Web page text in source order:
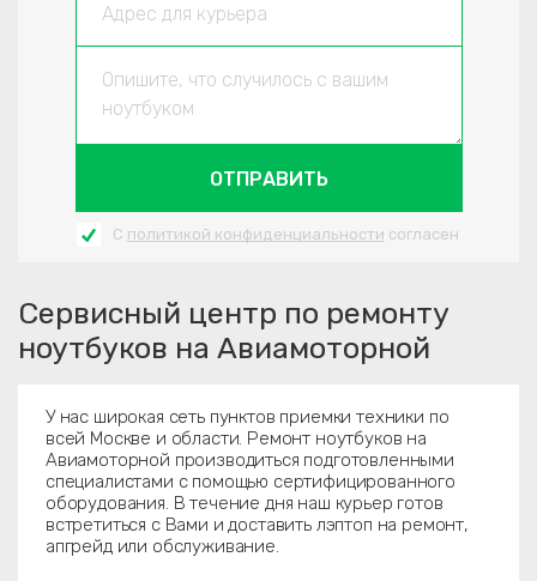
ОТПРАВИТЬ
С политикой конфиденциальности согласен
Сервисный центр по ремонту
ноутбуков на Авиамоторной
У нас широкая сеть пунктов приемки техники по
всей Москве и области. Ремонт ноутбуков на
Авиамоторной производиться подготовленными
специалистами с помощью сертифицированного
оборудования. В течение дня наш курьер готов
встретиться с Вами и доставить лэптоп на ремонт,
апгрейд или обслуживание.